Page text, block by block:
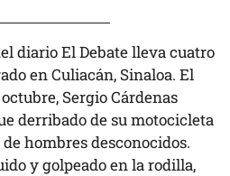
diario El Debate lleva cuatro
en Culiacán, Sinaloa. El
Sergio Cárdenas
derribado de su motocicleta
hombres desconocidos.
y golpeado en la rodilla,